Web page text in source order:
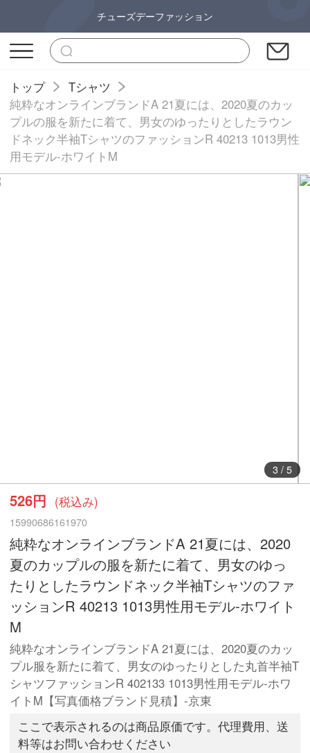
チューズデーファッション
トップ
Tシャツ
純粋なオンラインブランドA 21夏には、2020夏のカッ
プルの服を新たに着て、男女のゆったりとしたラウン
ドネック半袖TシャツのファッションR 40213 1013男性
用モデル-ホワイトM
3/ 5
526円 (税込み)
15990686161970
純粋なオンラインブランドA 21夏には、2020
夏のカップルの服を新たに着て、男女のゆっ
たりとしたラウンドネック半袖Tシャツのファ
ッションR 40213 1013男性用モデル-ホワイト
M
純粋なオンラインブランドA 21夏には、2020夏のカッ
プル服を新たに着て、男女のゆったりとした丸首半袖T
シャツファッションR 402133 1013男性用モデル-ホワ
イトM【写真価格ブランド見積】-京東
ここで表示されるのは商品原価です。代理費用、送
料等はお問い合わせください